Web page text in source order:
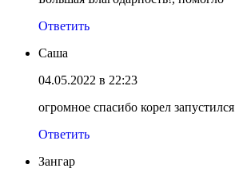
Ответить
Саша
04.05.2022 в 22:23
огромное спасибо корел запустился
Ответить
Зангар